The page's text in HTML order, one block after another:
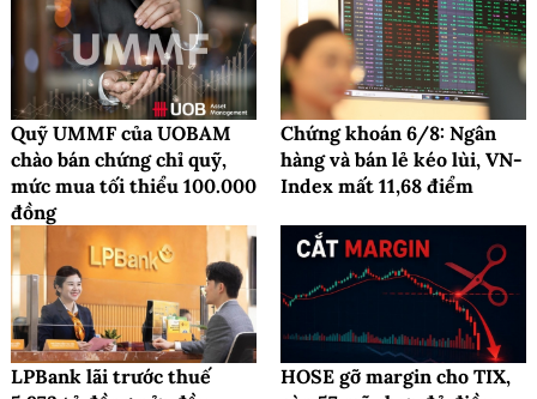
Quỹ UMMF của UOBAM
chào bán chứng chỉ quỹ,
mức mua tối thiểu 100.000
đồng
Chứng khoán 6/8: Ngân
hàng và bán lẻ kéo lùi, VN-
Index mất 11,68 điểm
LPBank lãi trước thuế
HOSE gỡ margin cho TIX,